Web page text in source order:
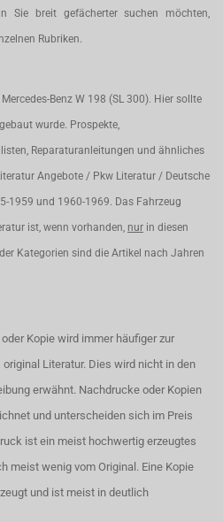
Sie breit gefächerter suchen möchten,
Rubriken.
Benz W 198 (SL 300). Hier sollte
wurde. Prospekte,
Reparaturanleitungen und ähnliches
Angebote / Pkw Literatur / Deutsche
1959 und 1960-1969. Das Fahrzeug
ist, wenn vorhanden, nur in diesen
Kategorien sind die Artikel nach Jahren
Kopie wird immer häufiger zur
Literatur. Dies wird nicht in den
erwähnt. Nachdrucke oder Kopien
und unterscheiden sich im Preis
ist ein meist hochwertig erzeugtes
meist wenig vom Original. Eine Kopie
und ist meist in deutlich